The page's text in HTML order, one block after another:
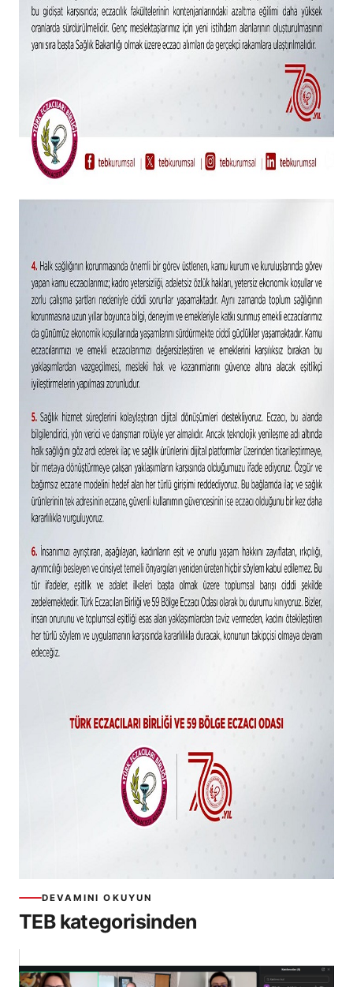
DEVAMINI OKUYUN
TEB kategorisinden